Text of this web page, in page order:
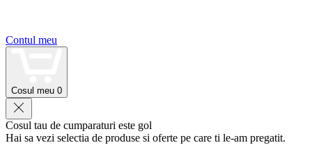
Contul meu
Cosul meu 0
Cosul tau de cumparaturi este gol
Hai sa vezi selectia de produse si oferte pe care ti le-am pregatit.